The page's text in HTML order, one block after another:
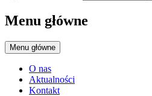
Menu główne
Menu główne
O nas
Aktualności
Kontakt